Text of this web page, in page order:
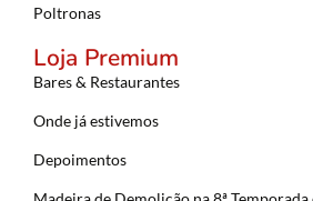
Poltronas
Loja Premium
Bares & Restaurantes
Onde já estivemos
Depoimentos